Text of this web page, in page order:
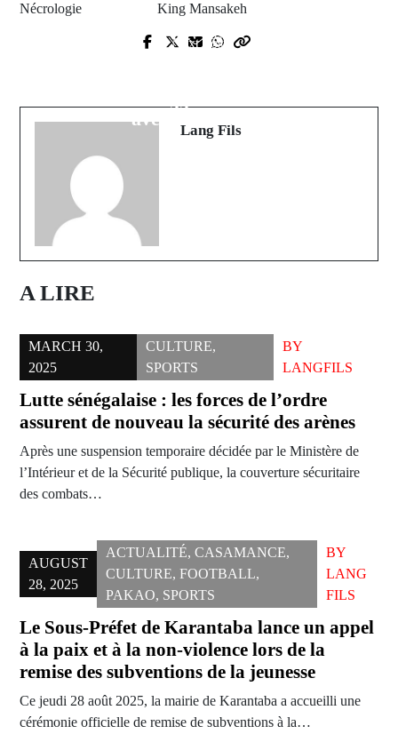
Nécrologie
King Mansakeh
Prev Post
33 ans.
Next Post
avec le Mexique
Lang Fils
A LIRE
MARCH 30,
2025
CULTURE,
SPORTS
BY
LANGFILS
Lutte sénégalaise : les forces de l’ordre
assurent de nouveau la sécurité des arènes
Après une suspension temporaire décidée par le Ministère de
l’Intérieur et de la Sécurité publique, la couverture sécuritaire
des combats…
AUGUST
28, 2025
ACTUALITÉ, CASAMANCE,
CULTURE, FOOTBALL,
PAKAO, SPORTS
BY
LANG
FILS
Le Sous-Préfet de Karantaba lance un appel
à la paix et à la non-violence lors de la
remise des subventions de la jeunesse
Ce jeudi 28 août 2025, la mairie de Karantaba a accueilli une
cérémonie officielle de remise de subventions à la…